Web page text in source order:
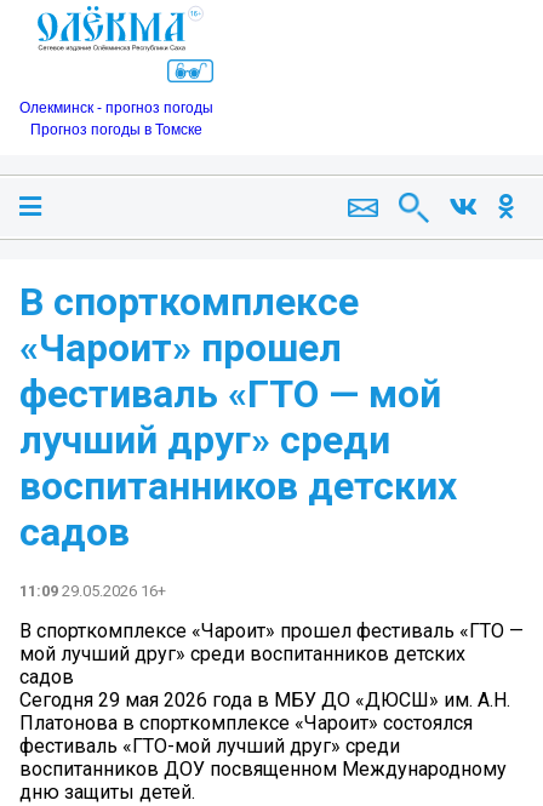
Олекминск - прогноз погоды
Прогноз погоды в Томске
В спорткомплексе
«Чароит» прошел
фестиваль «ГТО — мой
лучший друг» среди
воспитанников детских
садов
11:09 29.05.2026 16+
В спорткомплексе «Чароит» прошел фестиваль «ГТО —
мой лучший друг» среди воспитанников детских
садов
Сегодня 29 мая 2026 года в МБУ ДО «ДЮСШ» им. А.Н.
Платонова в спорткомплексе «Чароит» состоялся
фестиваль «ГТО-мой лучший друг» среди
воспитанников ДОУ посвященном Международному
дню защиты детей.